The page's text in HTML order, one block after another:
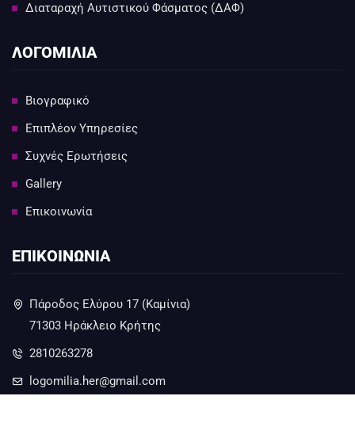
Διαταραχή Αυτιστικού Φάσματος (ΔΑΦ)
ΛΟΓΟΜΙΛΙΑ
Βιογραφικό
Επιπλέον Υπηρεσίες
Συχνές Ερωτήσεις
Gallery
Επικοινωνία
ΕΠΙΚΟΙΝΩΝΙΑ
Πάροδος Ελύρου 17 (Καμίνια)
71303 Ηράκλειο Κρήτης
2810263278
logomilia.her@gmail.com